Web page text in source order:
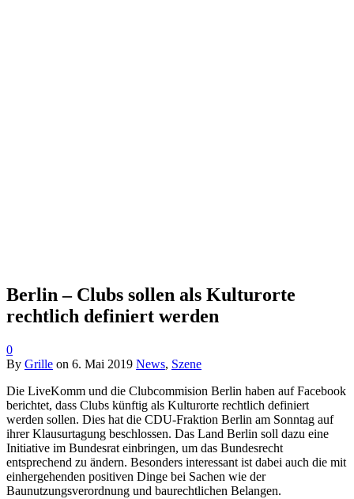
Berlin – Clubs sollen als Kulturorte
rechtlich definiert werden
0
By Grille on 6. Mai 2019 News, Szene
Die LiveKomm und die Clubcommision Berlin haben auf Facebook
berichtet, dass Clubs künftig als Kulturorte rechtlich definiert
werden sollen. Dies hat die CDU-Fraktion Berlin am Sonntag auf
ihrer Klausurtagung beschlossen. Das Land Berlin soll dazu eine
Initiative im Bundesrat einbringen, um das Bundesrecht
entsprechend zu ändern. Besonders interessant ist dabei auch die mit
einhergehenden positiven Dinge bei Sachen wie der
Baunutzungsverordnung und baurechtlichen Belangen.